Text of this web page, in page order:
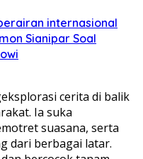
internasional
Sianipar Soal
cerita di balik
Ia suka
suasana, serta
dari berbagai latar.